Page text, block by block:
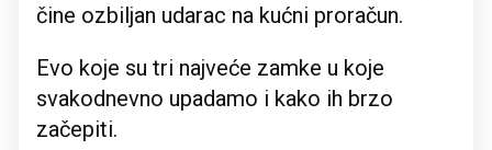
čine ozbiljan udarac na kućni proračun.
Evo koje su tri najveće zamke u koje
svakodnevno upadamo i kako ih brzo
začepiti.